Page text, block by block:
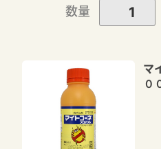
数量
マ
０
カートに追加